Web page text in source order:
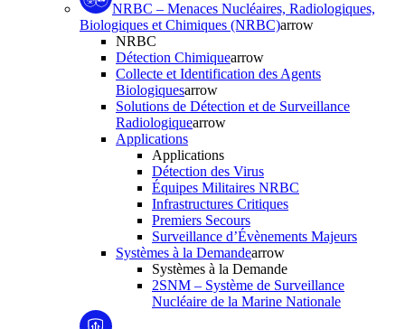
NRBC – Menaces Nucléaires, Radiologiques,
Biologiques et Chimiques (NRBC)arrow
NRBC
Détection Chimiquearrow
Collecte et Identification des Agents
Biologiquesarrow
Solutions de Détection et de Surveillance
Radiologiquearrow
Applications
Applications
Détection des Virus
Équipes Militaires NRBC
Infrastructures Critiques
Premiers Secours
Surveillance d’Évènements Majeurs
Systèmes à la Demandearrow
Systèmes à la Demande
2SNM – Système de Surveillance
Nucléaire de la Marine Nationale